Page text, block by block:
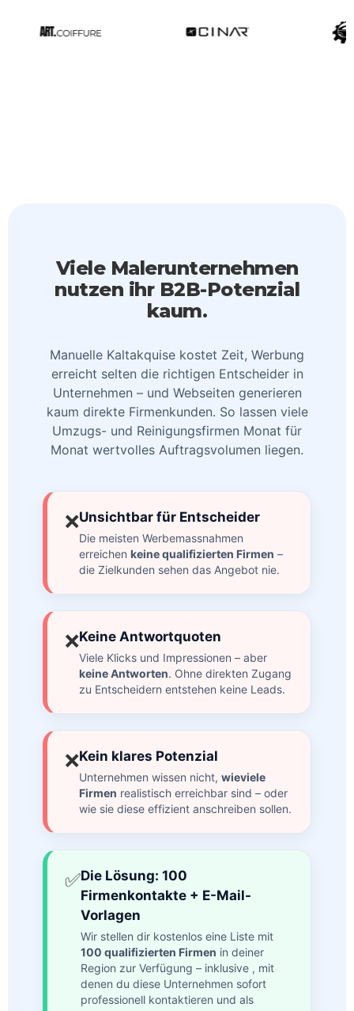
Viele Malerunternehmen
nutzen ihr B2B-Potenzial
kaum.
Manuelle Kaltakquise kostet Zeit, Werbung
erreicht selten die richtigen Entscheider in
Unternehmen – und Webseiten generieren
kaum direkte Firmenkunden. So lassen viele
Umzugs- und Reinigungsfirmen Monat für
Monat wertvolles Auftragsvolumen liegen.
❌Unsichtbar für Entscheider
Die meisten Werbemassnahmen
erreichen keine qualifizierten Firmen –
die Zielkunden sehen das Angebot nie.
❌Keine Antwortquoten
Viele Klicks und Impressionen – aber
keine Antworten. Ohne direkten Zugang
zu Entscheidern entstehen keine Leads.
❌Kein klares Potenzial
Unternehmen wissen nicht, wieviele
Firmen realistisch erreichbar sind – oder
wie sie diese effizient anschreiben sollen.
✅Die Lösung: 100
Firmenkontakte + E-Mail-
Vorlagen
Wir stellen dir kostenlos eine Liste mit
100 qualifizierten Firmen in deiner
Region zur Verfügung – inklusive , mit
denen du diese Unternehmen sofort
professionell kontaktieren und als